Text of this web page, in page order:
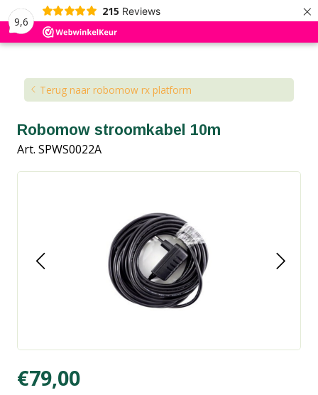
9,6
215 Reviews ×
Terug naar robomow rx platform
Robomow stroomkabel 10m
Art. SPWS0022A
€79,00